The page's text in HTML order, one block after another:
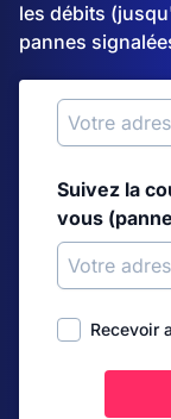
les débits
pannes
Suivez la
vous
Recevoir